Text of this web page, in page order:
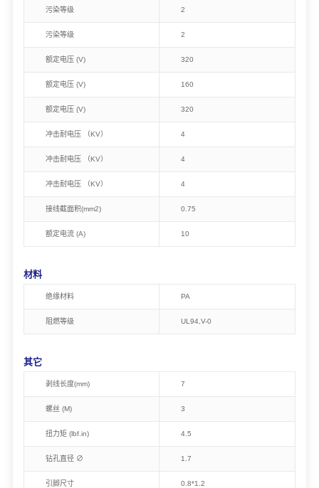
污染等级 2
污染等级 2
额定电压 (V) 320
额定电压 (V) 160
额定电压 (V) 320
冲击耐电压 （KV） 4
冲击耐电压 （KV） 4
冲击耐电压 （KV） 4
接线截面积(mm2) 0.75
额定电流 (A) 10
材料
绝缘材料 PA
阻燃等级 UL94,V-0
其它
剥线长度(mm) 7
螺丝 (M) 3
扭力矩 (lbf.in) 4.5
钻孔直径 ∅ 1.7
引脚尺寸 0.8*1.2